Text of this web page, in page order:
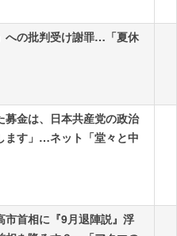
への批判受け謝罪…「夏休
募金は、日本共産党の政治
ます」…ネット「堂々と中
市首相に『9月退陣説』浮